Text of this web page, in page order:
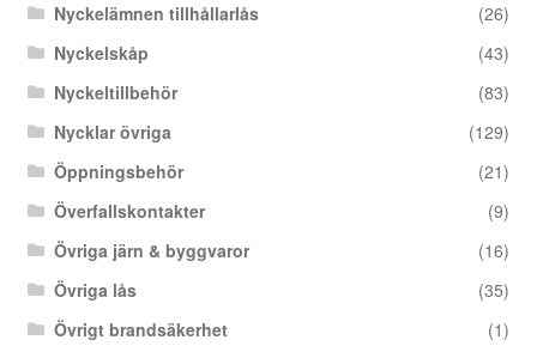
Nyckelämnen tillhållarlås
(26)
Nyckelskåp
(43)
Nyckeltillbehör
(83)
Nycklar övriga
(129)
Öppningsbehör
(21)
Överfallskontakter
(9)
Övriga järn & byggvaror
(16)
Övriga lås
(35)
Övrigt brandsäkerhet
(1)